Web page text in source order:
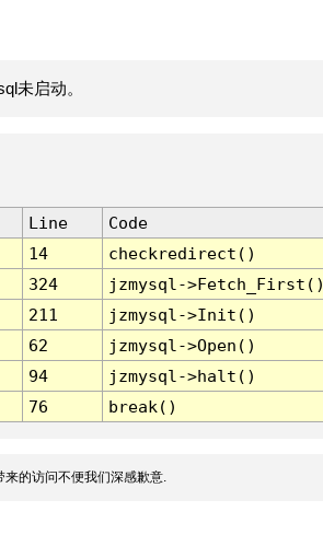
未启动。
Line
Code
14
checkredirect()
324
jzmysql-
211
jzmysql->Init()
62
jzmysql->Open()
94
jzmysql->halt()
76 break()
的访问不便我们深感歉意.